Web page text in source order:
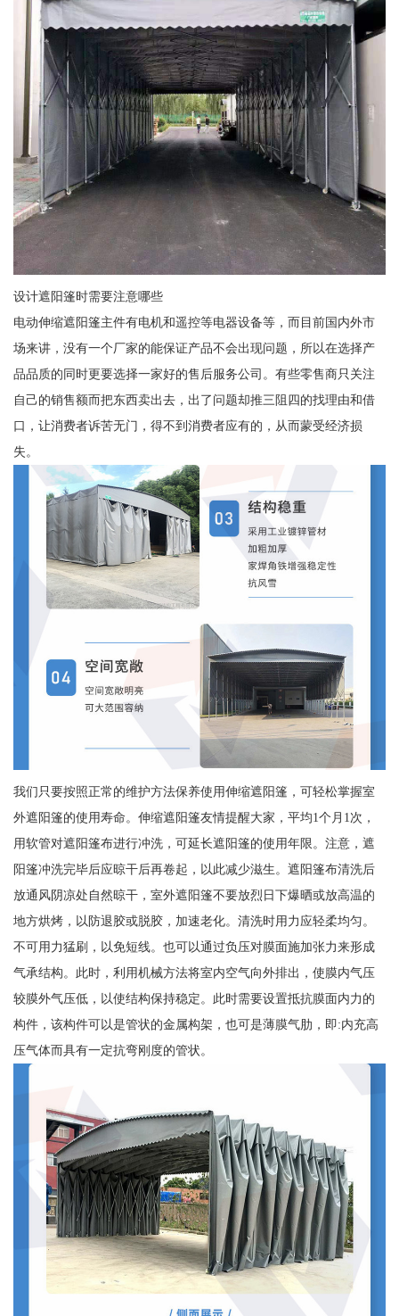
设计遮阳篷时需要注意哪些
电动伸缩遮阳篷主件有电机和遥控等电器设备等，而目前国内外市
场来讲，没有一个厂家的能保证产品不会出现问题，所以在选择产
品品质的同时更要选择一家好的售后服务公司。有些零售商只关注
自己的销售额而把东西卖出去，出了问题却推三阻四的找理由和借
口，让消费者诉苦无门，得不到消费者应有的，从而蒙受经济损
失。
我们只要按照正常的维护方法保养使用伸缩遮阳篷，可轻松掌握室
外遮阳篷的使用寿命。伸缩遮阳篷友情提醒大家，平均1个月1次，
用软管对遮阳篷布进行冲洗，可延长遮阳篷的使用年限。注意，遮
阳篷冲洗完毕后应晾干后再卷起，以此减少滋生。遮阳篷布清洗后
放通风阴凉处自然晾干，室外遮阳篷不要放烈日下爆晒或放高温的
地方烘烤，以防退胶或脱胶，加速老化。清洗时用力应轻柔均匀。
不可用力猛刷，以免短线。也可以通过负压对膜面施加张力来形成
气承结构。此时，利用机械方法将室内空气向外排出，使膜内气压
较膜外气压低，以使结构保持稳定。此时需要设置抵抗膜面内力的
构件，该构件可以是管状的金属构架，也可是薄膜气肋，即:内充高
压气体而具有一定抗弯刚度的管状。